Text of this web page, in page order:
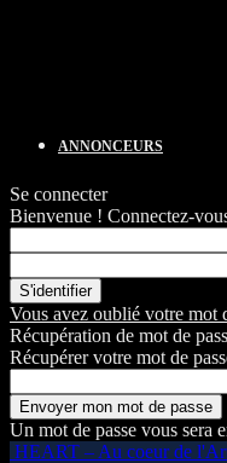
ANNONCEURS
Se connecter
Bienvenue ! Connectez-
Vous avez oublié votre mot
Récupération de mot de
Récupérer votre mot de
Un mot de passe vous sera
HEART – Au coeur de